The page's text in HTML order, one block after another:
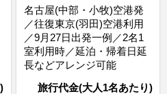
名古屋(中部・小牧)空港発
／往復東京(羽田)空港利用
／9月27日出発一例／2名1
室利用時／延泊・帰着日延
長などアレンジ可能